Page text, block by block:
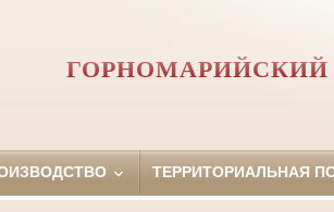
ТЕРРИТОРИАЛЬНАЯ